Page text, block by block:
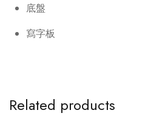
底盤
寫字板
Related products